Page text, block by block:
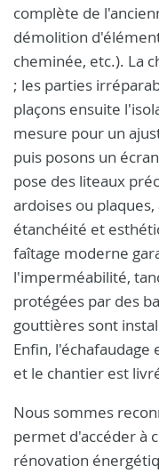
complète de
démolition
cheminée, etc.). La
; les parties
plaçons ensuite
mesure pour un
puis posons un
pose des liteaux
ardoises ou
étanchéité et
faîtage moderne
l'imperméabilité,
protégées par des
gouttières sont
Enfin, l'échafaudage
et le chantier est
Nous sommes
permet d'accéder à
rénovation